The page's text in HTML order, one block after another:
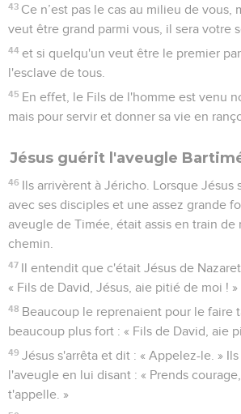
43 Ce n’est pas le cas au milieu de vous,
veut être grand parmi vous, il sera votre
44 et si quelqu'un veut être le premier
l'esclave de tous.
45 En effet, le Fils de l'homme est venu
mais pour servir et donner sa vie en
Jésus guérit l'aveugle
46 Ils arrivèrent à Jéricho. Lorsque Jésus
avec ses disciples et une assez grande
aveugle de Timée, était assis en train de
chemin.
47 Il entendit que c'était Jésus de
« Fils de David, Jésus, aie pitié de moi ! »
48 Beaucoup le reprenaient pour le faire
beaucoup plus fort : « Fils de David, aie
49 Jésus s'arrêta et dit : « Appelez-le. »
l'aveugle en lui disant : « Prends
t'appelle. »